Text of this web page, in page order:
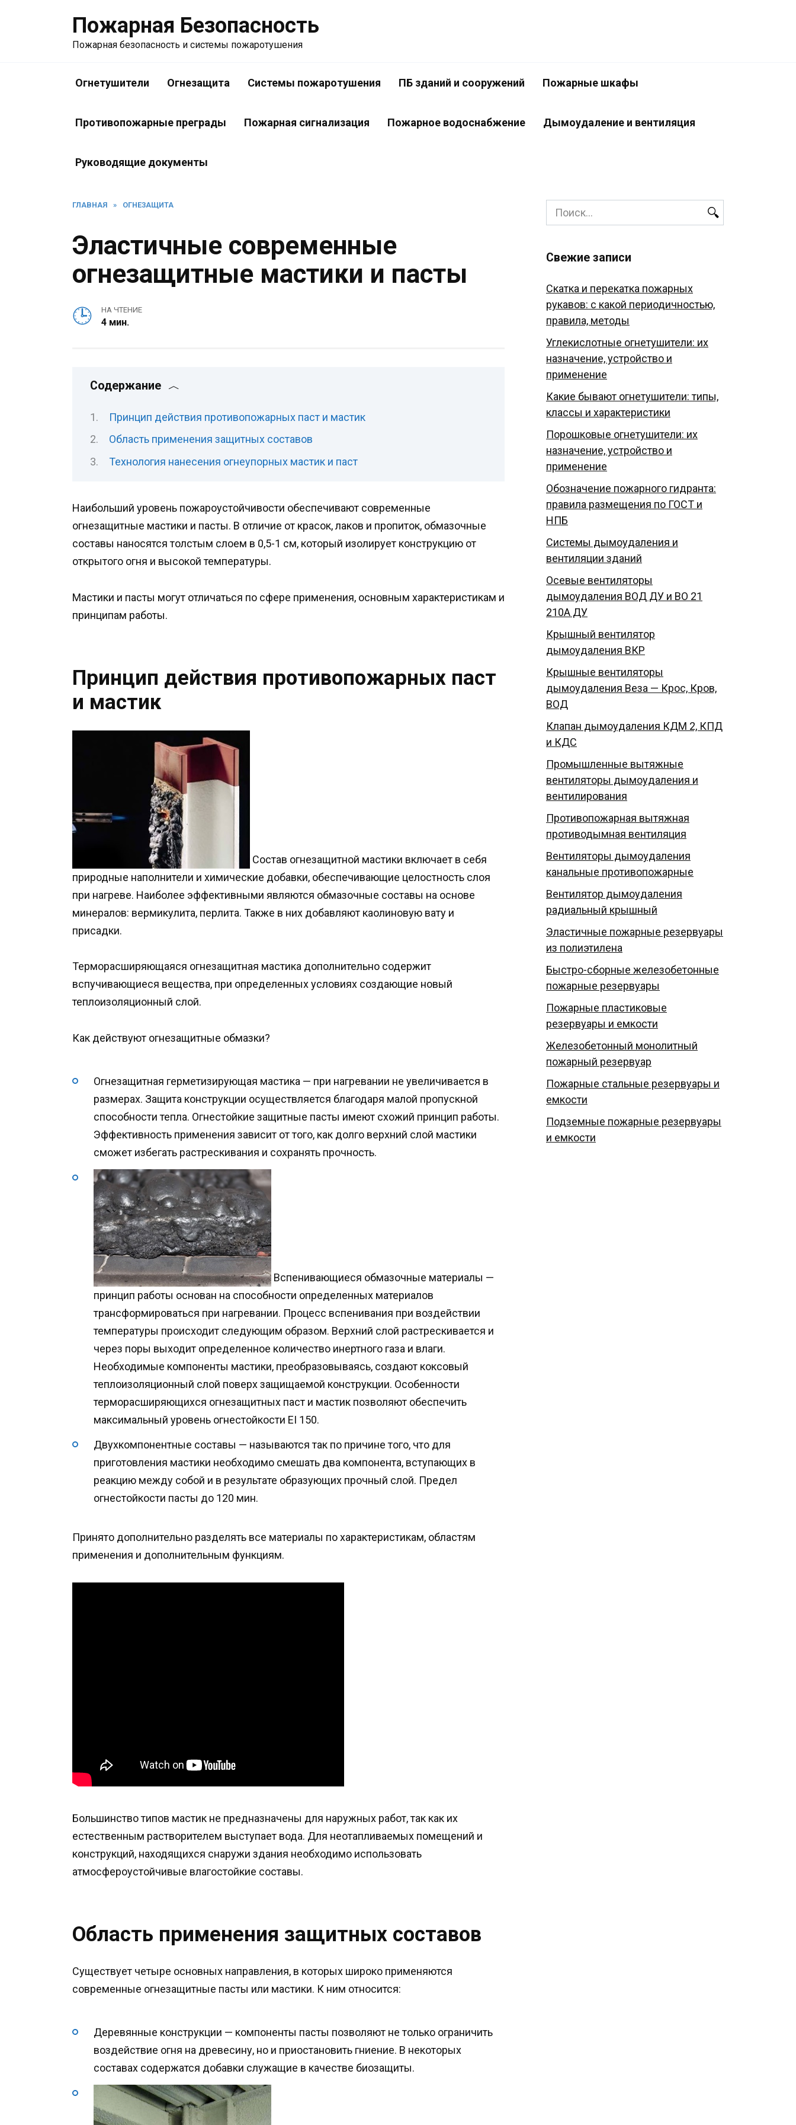
Пожарная Безопасность
Пожарная безопасность и системы пожаротушения
Огнетушители Огнезащита Системы пожаротушения ПБ зданий и сооружений Пожарные шкафы
Противопожарные преграды Пожарная сигнализация Пожарное водоснабжение Дымоудаление и вентиляция
Руководящие документы
ГЛАВНАЯ » ОГНЕЗАЩИТА
Эластичные современные
огнезащитные мастики и пасты
НА ЧТЕНИЕ
4 мин.
Содержание
Принцип действия противопожарных паст и мастик
Область применения защитных составов
Технология нанесения огнеупорных мастик и паст
Наибольший уровень пожароустойчивости обеспечивают современные
огнезащитные мастики и пасты. В отличие от красок, лаков и пропиток, обмазочные
составы наносятся толстым слоем в 0,5-1 см, который изолирует конструкцию от
открытого огня и высокой температуры.
Мастики и пасты могут отличаться по сфере применения, основным характеристикам и
принципам работы.
Принцип действия противопожарных паст
и мастик
Состав огнезащитной мастики включает в себя
природные наполнители и химические добавки, обеспечивающие целостность слоя
при нагреве. Наиболее эффективными являются обмазочные составы на основе
минералов: вермикулита, перлита. Также в них добавляют каолиновую вату и
присадки.
Терморасширяющаяся огнезащитная мастика дополнительно содержит
вспучивающиеся вещества, при определенных условиях создающие новый
теплоизоляционный слой.
Как действуют огнезащитные обмазки?
Огнезащитная герметизирующая мастика — при нагревании не увеличивается в
размерах. Защита конструкции осуществляется благодаря малой пропускной
способности тепла. Огнестойкие защитные пасты имеют схожий принцип работы.
Эффективность применения зависит от того, как долго верхний слой мастики
сможет избегать растрескивания и сохранять прочность.
Вспенивающиеся обмазочные материалы —
принцип работы основан на способности определенных материалов
трансформироваться при нагревании. Процесс вспенивания при воздействии
температуры происходит следующим образом. Верхний слой растрескивается и
через поры выходит определенное количество инертного газа и влаги.
Необходимые компоненты мастики, преобразовываясь, создают коксовый
теплоизоляционный слой поверх защищаемой конструкции. Особенности
терморасширяющихся огнезащитных паст и мастик позволяют обеспечить
максимальный уровень огнестойкости EI 150.
Двухкомпонентные составы — называются так по причине того, что для
приготовления мастики необходимо смешать два компонента, вступающих в
реакцию между собой и в результате образующих прочный слой. Предел
огнестойкости пасты до 120 мин.
Принято дополнительно разделять все материалы по характеристикам, областям
применения и дополнительным функциям.
Большинство типов мастик не предназначены для наружных работ, так как их
естественным растворителем выступает вода. Для неотапливаемых помещений и
конструкций, находящихся снаружи здания необходимо использовать
атмосфероустойчивые влагостойкие составы.
Область применения защитных составов
Существует четыре основных направления, в которых широко применяются
современные огнезащитные пасты или мастики. К ним относится:
Деревянные конструкции — компоненты пасты позволяют не только ограничить
воздействие огня на древесину, но и приостановить гниение. В некоторых
составах содержатся добавки служащие в качестве биозащиты.
Search
for:
Свежие записи
Скатка и перекатка пожарных
рукавов: с какой периодичностью,
правила, методы
Углекислотные огнетушители: их
назначение, устройство и
применение
Какие бывают огнетушители: типы,
классы и характеристики
Порошковые огнетушители: их
назначение, устройство и
применение
Обозначение пожарного гидранта:
правила размещения по ГОСТ и
НПБ
Системы дымоудаления и
вентиляции зданий
Осевые вентиляторы
дымоудаления ВОД ДУ и ВО 21
210А ДУ
Крышный вентилятор
дымоудаления ВКР
Крышные вентиляторы
дымоудаления Веза — Крос, Кров,
ВОД
Клапан дымоудаления КДМ 2, КПД
и КДС
Промышленные вытяжные
вентиляторы дымоудаления и
вентилирования
Противопожарная вытяжная
противодымная вентиляция
Вентиляторы дымоудаления
канальные противопожарные
Вентилятор дымоудаления
радиальный крышный
Эластичные пожарные резервуары
из полиэтилена
Быстро-сборные железобетонные
пожарные резервуары
Пожарные пластиковые
резервуары и емкости
Железобетонный монолитный
пожарный резервуар
Пожарные стальные резервуары и
емкости
Подземные пожарные резервуары
и емкости